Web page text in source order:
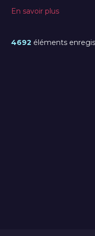
En savoir plus
4692 éléments